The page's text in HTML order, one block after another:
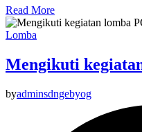
Read More
Lomba
Mengikuti
byadminsdngebyog